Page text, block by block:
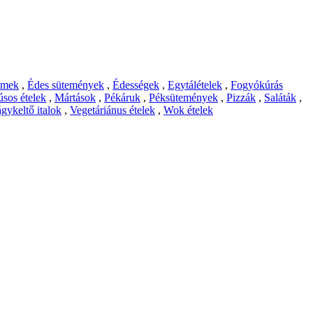
, Édes sütemények , Édességek , Egytálételek , Fogyókúrás
ételek , Mártások , Pékáruk , Péksütemények , Pizzák , Saláták ,
italok , Vegetáriánus ételek , Wok ételek